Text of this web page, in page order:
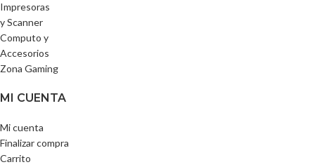
Impresoras
y Scanner
Computo y
Accesorios
Zona Gaming
MI CUENTA
Mi cuenta
Finalizar compra
Carrito